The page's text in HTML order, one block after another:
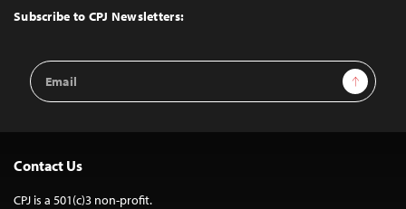
Top
Subscribe to CPJ Newsletters:
Email
Address
Sign Up
Contact Us
CPJ is a 501(c)3 non-profit.